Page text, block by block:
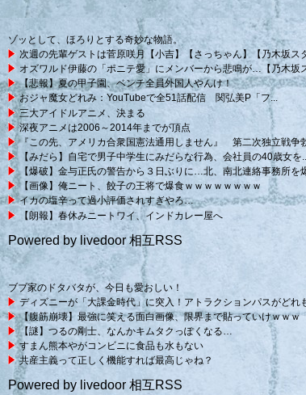
ゾッとして、ほろりとする奇妙な物語。
次週の先輩ゲストは菅原咲月【小吉】【さっちゃん】【乃木坂スタ
オズワルド伊藤の「ポニテ愛」にメンバーから悲鳴が…【乃木坂ス
【悲報】夏の甲子園、ベンチ全員外国人やんけ！
おジャ魔女どれみ：YouTubeで全51話配信 関弘美P「フ...
三大アイドルアニメ、決まる
深夜アニメは2006～2014年までが頂点
『この先、アメリカ合衆国憲法通用しません』 第二次独立戦争勃
【みだら】自宅で男子中学生にみだらな行為、会社員の40歳女を...
【爆破】金与正氏の警告から３日ぶりに…北、南北連絡事務所を爆
【画像】俺ニート、餃子の王将で爆食ｗｗｗｗｗｗｗｗ
イカの塩辛って過小評価されすぎやろ…
【朗報】春休みニートワイ、インドカレー屋へ
Powered by livedoor 相互RSS
ブブ家のドタバタが、今日も愛おしい！
ディズニーが「大課金時代」に突入！アトラクションパスがどれ
【腹筋崩壊】最強に笑える面白画像、限界まで貼っていけｗｗｗ
【謎】つるの剛士、なんかキムタクっぽくなる…
すまん熊本やがコンビニに食品も水もない
共産主義って正しく機能すれば最高じゃね？
Powered by livedoor 相互RSS